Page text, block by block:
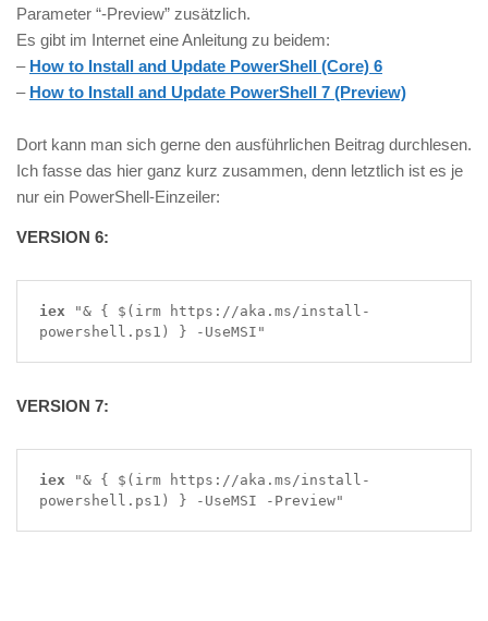
Parameter “-Preview” zusätzlich.
Es gibt im Internet eine Anleitung zu beidem:
– How to Install and Update PowerShell (Core) 6
– How to Install and Update PowerShell 7 (Preview)
Dort kann man sich gerne den ausführlichen Beitrag durchlesen.
Ich fasse das hier ganz kurz zusammen, denn letztlich ist es je
nur ein PowerShell-Einzeiler:
VERSION 6:
iex "& { $(irm https://aka.ms/install-
powershell.ps1) } -UseMSI"
VERSION 7:
iex "& { $(irm https://aka.ms/install-
powershell.ps1) } -UseMSI -Preview"